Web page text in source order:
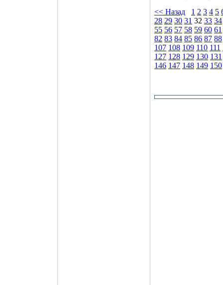
<< Назад
1 2 3 4 5
28 29 30 31 32 33 34
55 56 57 58 59 60 61
82 83 84 85 86 87 88
107 108 109 110 111
127 128 129 130 131
146 147 148 149 150